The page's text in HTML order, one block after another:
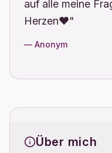
auf alle meine
Herzen❤️"
— Anonym
Über mich